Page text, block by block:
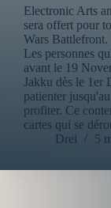
Electronic Arts
sera offert pour
Wars Battlefront.
Les personnes
avant le 19
Jakku dès le 1er
patienter
profiter. Ce
cartes qui se
Drei
5